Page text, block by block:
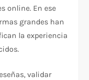
online. En ese
grandes han
la experiencia
validar